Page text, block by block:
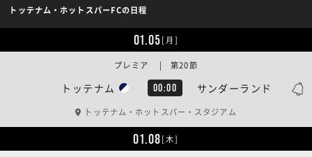
トッテナム・ホットスパーFCの日程
01.05[月]
トッテナム 00:00 サンダーランド
プレミア | 第20節
トッテナム・ホットスパー・スタジアム
01.08[木]